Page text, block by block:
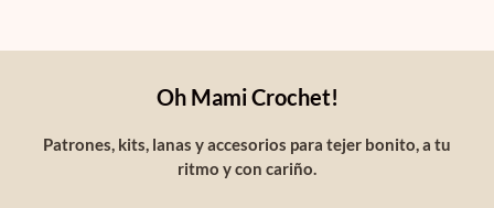
Oh Mami Crochet!
Patrones, kits, lanas y accesorios para tejer bonito, a tu
ritmo y con cariño.